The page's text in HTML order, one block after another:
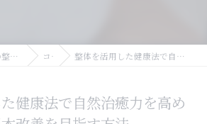
兵庫県神戸駅周辺の整体なら葉がくれ忍にん整体KoKo整体院 コラム 整体を活用した健康法で自然治癒力を高め慢性症状の根本改善を目指す方法
健康法で自然治癒力を高め